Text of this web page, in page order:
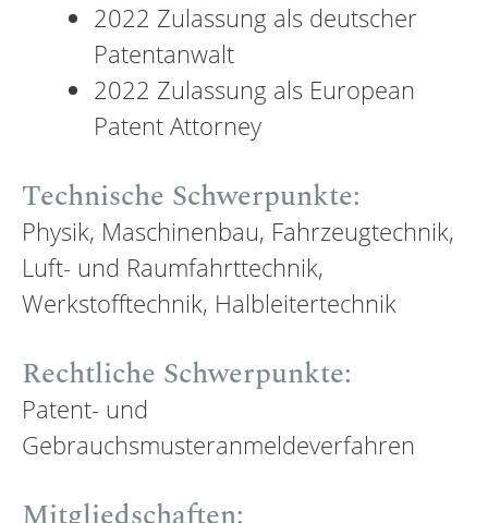
2022 Zulassung als deutscher
Patentanwalt
2022 Zulassung als European
Patent Attorney
Technische Schwerpunkte:
Physik, Maschinenbau, Fahrzeugtechnik,
Luft- und Raumfahrttechnik,
Werkstofftechnik, Halbleitertechnik
Rechtliche Schwerpunkte:
Patent- und
Gebrauchsmusteranmeldeverfahren